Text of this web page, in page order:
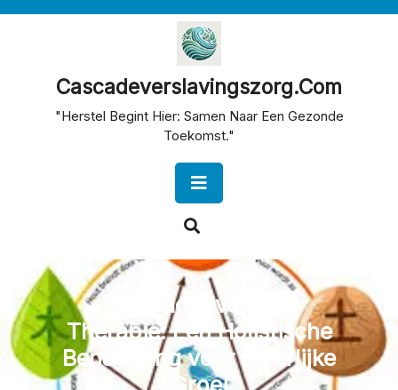
Cascadeverslavingszorg.com
"Herstel Begint Hier: Samen Naar Een Gezonde
Toekomst."
Button
De Kracht van NEI
Therapie: Een Holistische
Benadering voor Innerlijke
Groei